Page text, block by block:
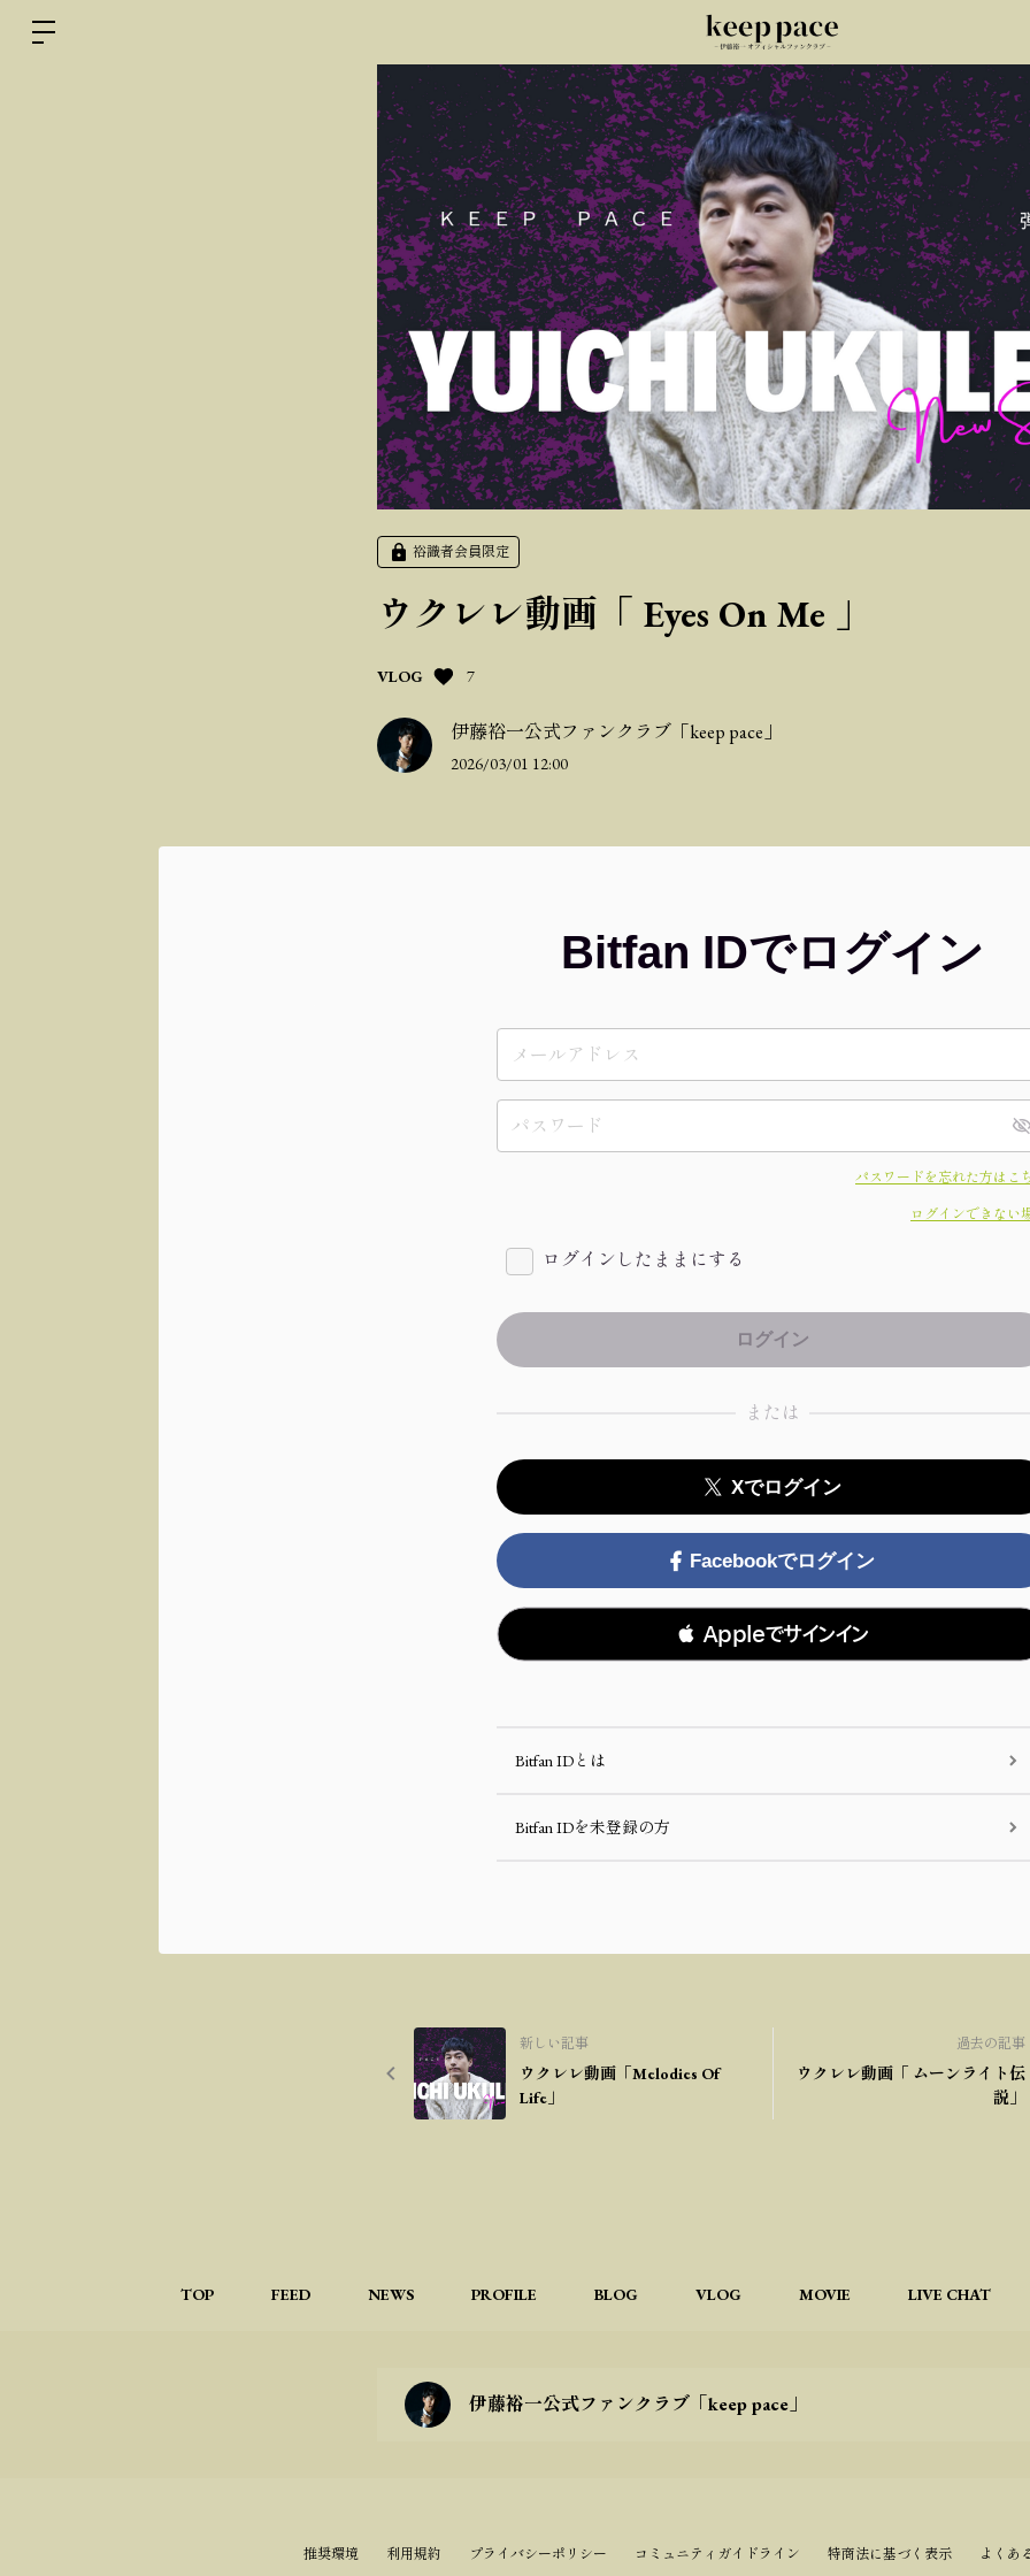
裕識者会員限定
ウクレレ動画「 Eyes On Me 」
VLOG 7
伊藤裕一公式ファンクラブ「keep pace」
2026/03/01 12:00
Bitfan IDでログイン
パスワードを忘れた方はこ
ログインできない
ログインしたままにする
または
Xでログイン
Facebookでログイン
 Appleでサインイン
Bitfan IDとは
Bitfan IDを未登録の方
新しい記事
ウクレレ動画「Melodies Of
Life」
過去の記事
ウクレレ動画「 ムーンライト伝
説」
TOP FEED NEWS PROFILE BLOG VLOG MOVIE LIVE CHAT
伊藤裕一公式ファンクラブ「keep pace」
推奨環境 利用規約 プライバシーポリシー コミュニティガイドライン 特商法に基づく表示 よくあ